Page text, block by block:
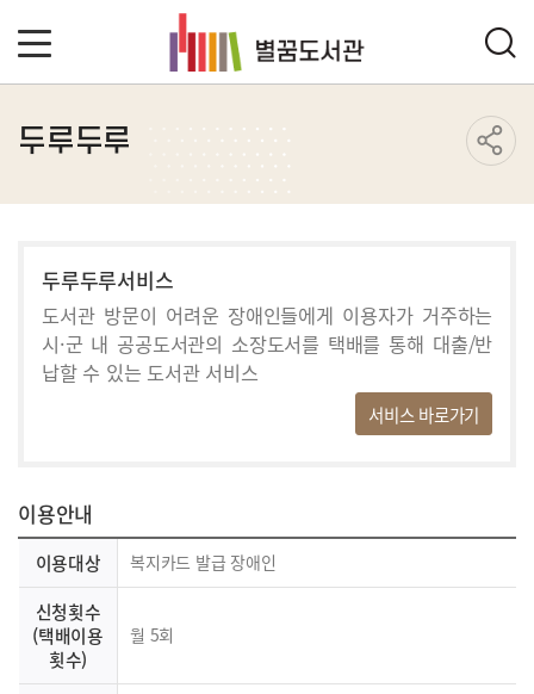
두루두루
두루두루서비스
도서관 방문이 어려운 장애인들에게 이용자가 거주하는
시·군 내 공공도서관의 소장도서를 택배를 통해 대출/반
납할 수 있는 도서관 서비스
서비스 바로가기
이용안내
이용대상 복지카드 발급 장애인
신청횟수
(택배이용
횟수)
월 5회